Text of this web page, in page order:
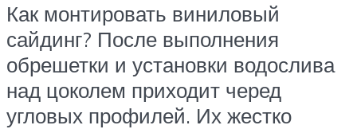
Как монтировать виниловый
сайдинг? После выполнения
обрешетки и установки водослива
над цоколем приходит черед
угловых профилей. Их жестко